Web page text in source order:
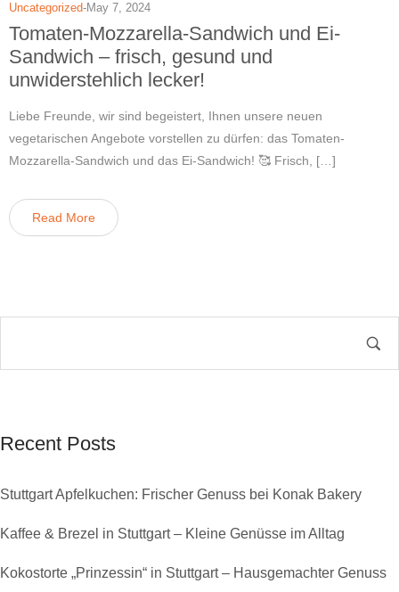
Uncategorized May 7, 2024
Tomaten-Mozzarella-Sandwich und Ei-
Sandwich – frisch, gesund und
unwiderstehlich lecker!
Liebe Freunde, wir sind begeistert, Ihnen unsere neuen
vegetarischen Angebote vorstellen zu dürfen: das Tomaten-
Mozzarella-Sandwich und das Ei-Sandwich! 🥰 Frisch, […]
Read More
Recent Posts
Stuttgart Apfelkuchen: Frischer Genuss bei Konak Bakery
Kaffee & Brezel in Stuttgart – Kleine Genüsse im Alltag
Kokostorte „Prinzessin“ in Stuttgart – Hausgemachter Genuss